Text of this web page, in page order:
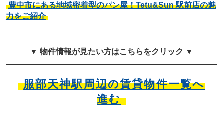
豊中市にある地域密着型のパン屋！Tetu&Sun 駅前店の魅
力をご紹介
▼ 物件情報が見たい方はこちらをクリック ▼
服部天神駅周辺の賃貸物件一覧へ
進む